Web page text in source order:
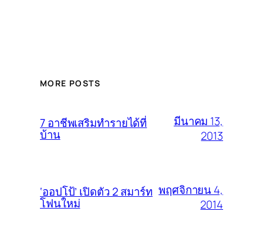
MORE POSTS
7 อาชีพเสริมทำรายได้ที่
บ้าน
มีนาคม 13,
2013
‘ออปโป้’ เปิดตัว 2 สมาร์ท
โฟนใหม่
พฤศจิกายน 4,
2014